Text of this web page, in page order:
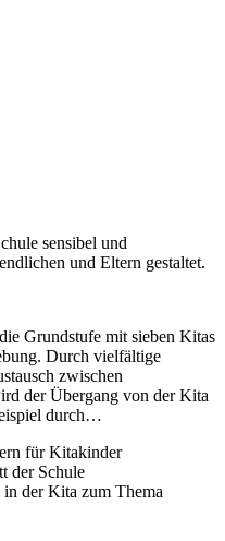
sensibel und
und Eltern gestaltet.
Grundstufe mit sieben Kitas
Durch vielfältige
zwischen
der Übergang von der Kita
durch…
für Kitakinder
der Schule
der Kita zum Thema